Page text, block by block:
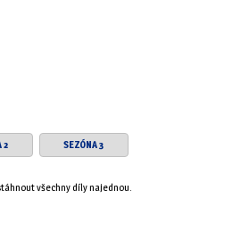
2 SEZÓNA 3
všechny díly najednou.